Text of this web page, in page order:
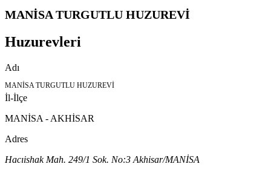
MANİSA TURGUTLU HUZUREVİ
Huzurevleri
Adı
MANİSA TURGUTLU HUZUREVİ
İl-İlçe
MANİSA - AKHİSAR
Adres
Hacıishak Mah. 249/1 Sok. No:3 Akhisar/MANİSA